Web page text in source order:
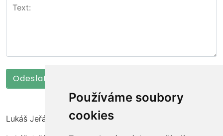
Používáme soubory
cookies
Lukáš Jeřábek